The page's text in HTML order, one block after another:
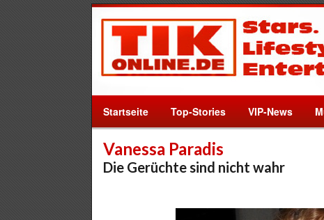
Startseite Top-Stories VIP-News
Vanessa Paradis
Die Gerüchte sind nicht wahr